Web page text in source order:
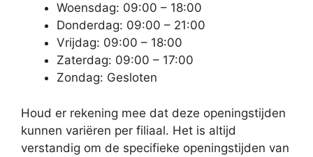
Woensdag: 09:00 – 18:00
Donderdag: 09:00 – 21:00
Vrijdag: 09:00 – 18:00
Zaterdag: 09:00 – 17:00
Zondag: Gesloten
Houd er rekening mee dat deze openingstijden
kunnen variëren per filiaal. Het is altijd
verstandig om de specifieke openingstijden van